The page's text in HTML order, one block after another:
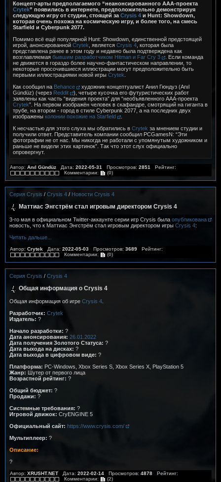
Концепт-арты предполагаемого “неанонсированного ААА-проекта
Crytek” появились в интернете, предположительно демонстрируя
следующую игру от студии, стоящей за Crysis 4 и Hunt: Showdown,
которая очень похожа на космическую игру, и более того, на смесь
Starfield и Cyberpunk 2077.
Помимо всё ещё популярной Hunt: Showdown, единственной предстоящей
игрой, анонсированной Crytek , является Crysis 4 , которая была
представлена ранее в этом году и недавно была подтверждена как
возглавляемая бывшим разработчиком Hitman и Far Cry 3
. Если команда
не движется в гораздо более научно-фантастическом направлении, то
некоторые просочившиеся иллюстрации могут предположительно быть
первыми иллюстрациями новой игры Crytek
Как сообщил на Behance
художник-концептуалист Анил Гюндуз (Anıl
Gündüz) (через Reddit
), четыре кусочка его футуристических работ
заявлены как часть “видения проекта” для “необъявленного ААА-проекта
Crytek”. На первом изображён человек в скафандре, смотрящий на гиганта в
трубе, на втором - город в стиле Cyberpunk 2077, а на последних двух
изображены колонии похожие на Starfield
К несчастью для этого слуха мы обратились в Crytek за мнением студии и
получили ответ. Представитель компании сообщил PCGamesN: “Эти
фотографии не от нас. Мы никогда не работали с упомянутым художником и
раньше не видели этих картинок”. Так что этот слух официально
опровергнут.
Автор: Anıl Gündüz Дата: 2022-05-31 Просмотров: 2851
Рейтинг:
Комментарии:
(0)
Серия Crysis / Crysis 4 / Новости Crysis 4
Маттиас Энгстрём стал игровым директором Crysis 4
3-го мая в официальном Twitter-аккаунте серии игр Crysis была опубликована
новость, что к Маттиас Энгстрём стал игровым директором игры Crysis 4:
Читать дальше...
Автор: Crytek Дата: 2022-05-03 Просмотров: 3689 Рейтинг:
Комментарии:
(0)
Серия Crysis / Crysis 4
Общая информация о Crysis 4
Общая информация об игре Crysis 4
Разработчик: Crytek
Издатель: ?
Начало разработки: ?
Дата анонсирования: 26.01.2022
Дата получения Золотого Статуса: ?
Дата выхода на дисках: ?
Дата выхода в цифровом виде: ?
Платформа: PC-Windows, Xbox Series S, Xbox Series X, PlayStation 5
Жанр: Шутер от первого лица
Возрастной рейтинг: ?
Общий бюджет: ?
Продажи: ?
Системные требования: ?
Игровой движок: CryENGINE 5
Официальный сайт: https://www.crysis.com/
Мультиплеер: ?
Описание:
?
Автор: XRUSHT.NET Дата: 2022-02-14 Просмотров: 4878 Рейтинг:
Комментарии:
(2)